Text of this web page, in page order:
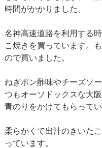
時間がかかりました。
名神高速道路を利用する
こ焼きを買っています。
ので買いました。
ねぎポン酢味やチーズソ
つもオーソドックスな大
青のりをかけてもらってい
柔らかくて出汁のきいた
っています。